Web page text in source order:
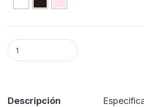
HiFuture FlyBuds PRO quantity
Descripción